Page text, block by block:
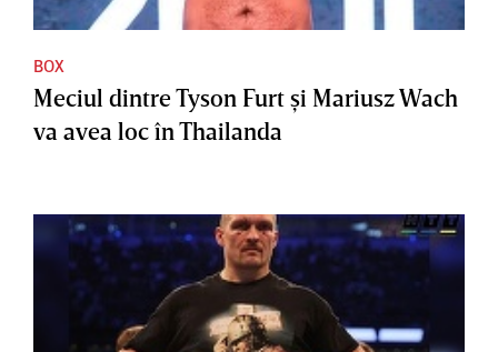
BOX
Meciul dintre Tyson Furt şi Mariusz Wach
va avea loc în Thailanda